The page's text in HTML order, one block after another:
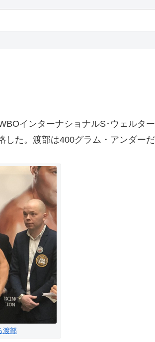
インターナショナルS･ウェルタ
た。渡部は400グラム・アンダーだ
渡部